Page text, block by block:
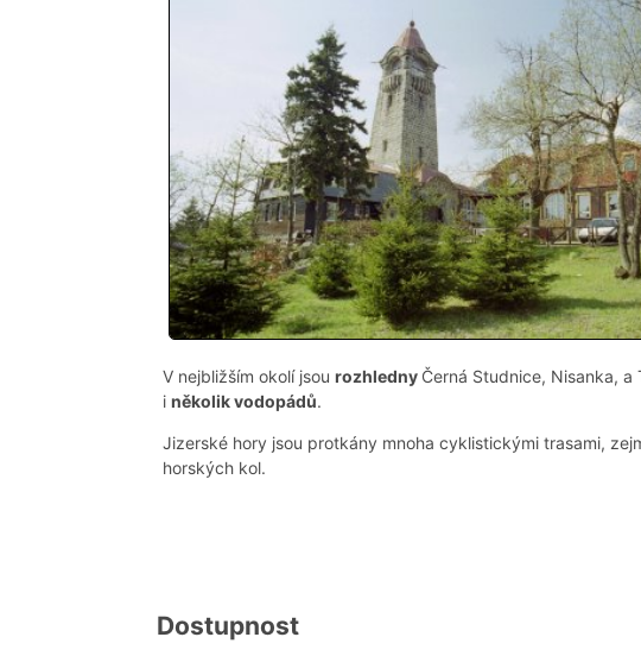
V nejbližším okolí jsou rozhledny Černá Studnice, Nisanka, a
i několik vodopádů.
Jizerské hory jsou protkány mnoha cyklistickými trasami,
horských kol.
Dostupnost